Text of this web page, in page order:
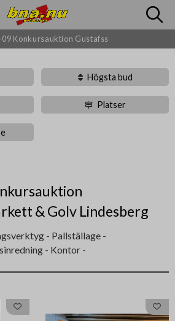
Konkursauktion Gustafss
Högsta bud
Platser
& Golv Lindesberg
- Pallställage -
- Kontor -